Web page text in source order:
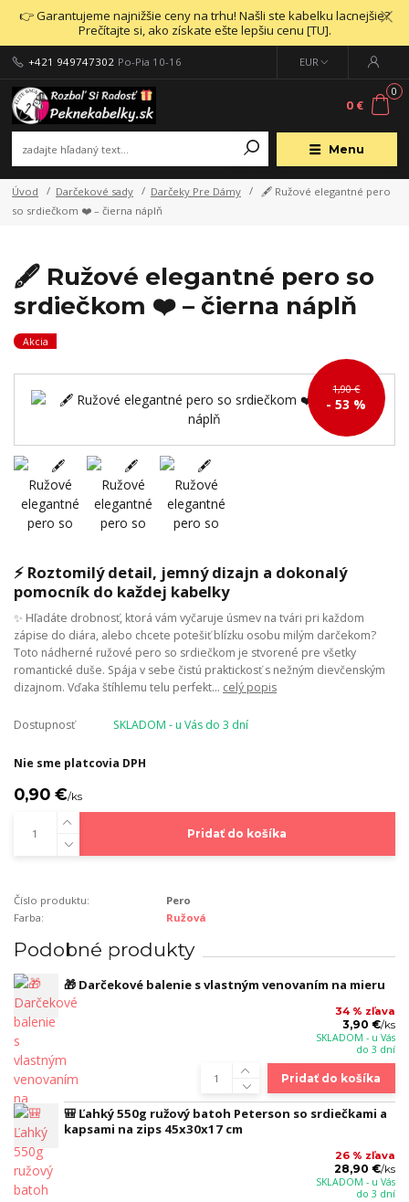
👉 Garantujeme najnižšie ceny na trhu! Našli ste kabelku lacnejšie?
Prečítajte si, ako získate ešte lepšiu cenu [TU].
Menu
EUR
+421 949747302 Po-Pia 10-16
0
0 €
Úvod Darčekové sady Darčeky Pre Dámy
🖋️ Ružové elegantné pero
so srdiečkom ❤️ – čierna náplň
🖋️ Ružové elegantné pero so
srdiečkom ❤️ – čierna náplň
Akcia
1,90 €
- 53 %
⚡ Roztomilý detail, jemný dizajn a dokonalý
pomocník do každej kabelky
✨ Hľadáte drobnosť, ktorá vám vyčaruje úsmev na tvári pri každom
zápise do diára, alebo chcete potešiť blízku osobu milým darčekom?
Toto nádherné ružové pero so srdiečkom je stvorené pre všetky
romantické duše. Spája v sebe čistú praktickosť s nežným dievčenským
dizajnom. Vďaka štíhlemu telu perfekt... celý popis
Dostupnosť SKLADOM - u Vás do 3 dní
Nie sme platcovia DPH
0,90 €/ks
Pridať do košíka
Číslo produktu:
Pero
Farba:
Ružová
Podobné produkty
🎁 Darčekové balenie s vlastným venovaním na mieru
34 % zľava
3,90 €/ks
SKLADOM - u Vás
do 3 dní
Pridať do košíka
🎒 Ľahký 550g ružový batoh Peterson so srdiečkami a
kapsami na zips 45x30x17 cm
26 % zľava
28,90 €/ks
SKLADOM - u Vás
do 3 dní